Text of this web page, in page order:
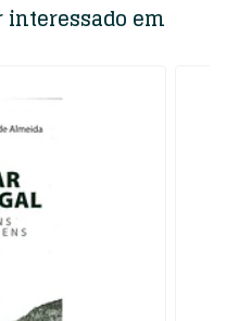
interessado em